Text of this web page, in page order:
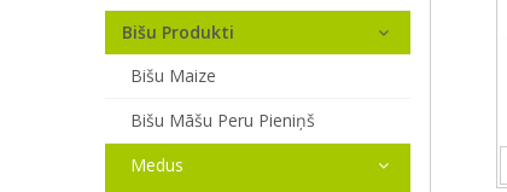
Bišu Produkti
Bišu Maize
Bišu Māšu Peru Pieniņš
Medus